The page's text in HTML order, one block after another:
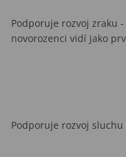
Podporuje rozvoj zraku
novorozenci vidí jako
Podporuje rozvoj